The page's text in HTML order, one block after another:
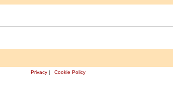
Privacy | Cookie Policy